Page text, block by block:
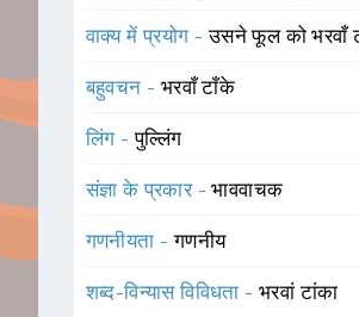
वाक्य में प्रयोग -उसने फूल को भरवाँ
बहुवचन - भरवाँ टाँके
लिंग -पुल्लिंग
संज्ञा के प्रकार -भाववाचक
गणनीयता -गणनीय
शब्द-विन्यास विविधता - भरवां टांका